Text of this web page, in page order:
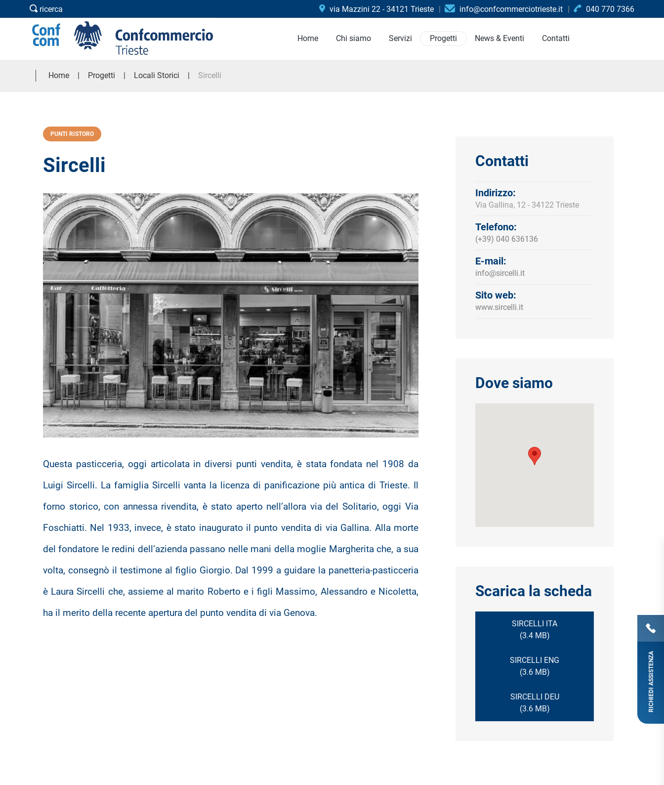
ricerca via Mazzini 22 - 34121 Trieste info@confcommerciotrieste.it 040 770 7366
Home Chi siamo Servizi Progetti News & Eventi Contatti
Home Progetti Locali Storici Sircelli
PUNTI RISTORO
Sircelli
Questa pasticceria, oggi articolata in diversi punti vendita, è stata fondata nel 1908 da
Luigi Sircelli. La famiglia Sircelli vanta la licenza di panificazione più antica di Trieste. Il
forno storico, con annessa rivendita, è stato aperto nell’allora via del Solitario, oggi Via
Foschiatti. Nel 1933, invece, è stato inaugurato il punto vendita di via Gallina. Alla morte
del fondatore le redini dell’azienda passano nelle mani della moglie Margherita che, a sua
volta, consegnò il testimone al figlio Giorgio. Dal 1999 a guidare la panetteria-pasticceria
è Laura Sircelli che, assieme al marito Roberto e i figli Massimo, Alessandro e Nicoletta,
ha il merito della recente apertura del punto vendita di via Genova.
Contatti
Indirizzo:
Via Gallina, 12 - 34122 Trieste
Telefono:
(+39) 040 636136
E-mail:
info@sircelli.it
Sito web:
www.sircelli.it
Dove siamo
Scarica la scheda
SIRCELLI ITA
(3.4 MB)
SIRCELLI ENG
(3.6 MB)
SIRCELLI DEU
(3.6 MB)
RICHIEDI ASSISTENZA